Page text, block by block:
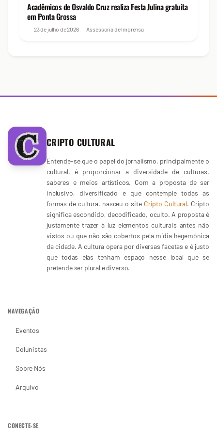
Acadêmicos de Osvaldo Cruz realiza Festa Julina gratuita
em Ponta Grossa
23 de julho de 2026 Assessoria de Imprensa
CRIPTO CULTURAL
Entende-se que o papel do jornalismo, principalmente o
cultural, é proporcionar a diversidade de culturas,
saberes e meios artísticos. Com a proposta de ser
inclusivo, diversificado e que contemple todas as
formas de cultura, nasceu o site Cripto Cultural. Cripto
significa escondido, decodificado, oculto. A proposta é
justamente trazer à luz elementos culturais antes não
vistos ou que não são cobertos pela mídia hegemônica
da cidade. A cultura opera por diversas facetas e é justo
que todas elas tenham espaço nesse local que se
pretende ser plural e diverso.
NAVEGAÇÃO
Eventos
Colunistas
Sobre Nós
Arquivo
CONECTE-SE